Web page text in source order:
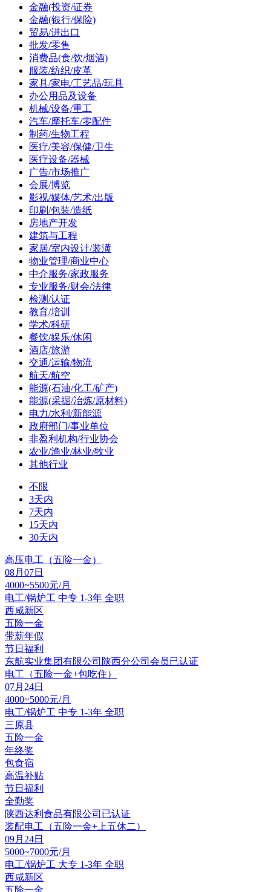
金融(投资/证券
金融(银行/保险)
贸易/进出口
批发/零售
消费品(食/饮/烟酒)
服装/纺织/皮革
家具/家电/工艺品/玩具
办公用品及设备
机械/设备/重工
汽车/摩托车/零配件
制药/生物工程
医疗/美容/保健/卫生
医疗设备/器械
广告/市场推广
会展/博览
影视/媒体/艺术/出版
印刷/包装/造纸
房地产开发
建筑与工程
家居/室内设计/装潢
物业管理/商业中心
中介服务/家政服务
专业服务/财会/法律
检测/认证
教育/培训
学术/科研
餐饮/娱乐/休闲
酒店/旅游
交通/运输/物流
航天/航空
能源(石油/化工/矿产)
能源(采掘/冶炼/原材料)
电力/水利/新能源
政府部门/事业单位
非盈利机构/行业协会
农业/渔业/林业/牧业
其他行业
不限
3天内
7天内
15天内
30天内
高压电工（五险一金）
08月07日
4000~5500元/月
电工/锅炉工 中专 1-3年 全职
西咸新区
五险一金
带薪年假
节日福利
东航实业集团有限公司陕西分公司 会员已认证
电工（五险一金+包吃住）
07月24日
4000~5000元/月
电工/锅炉工 中专 1-3年 全职
三原县
五险一金
年终奖
包食宿
高温补贴
节日福利
全勤奖
陕西达利食品有限公司 已认证
装配电工（五险一金+上五休二）
09月24日
5000~7000元/月
电工/锅炉工 大专 1-3年 全职
西咸新区
五险一金